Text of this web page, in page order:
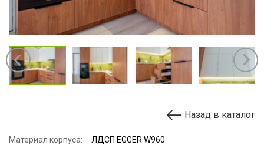
Назад в каталог
Материал корпуса:
ЛДСП EGGER W960